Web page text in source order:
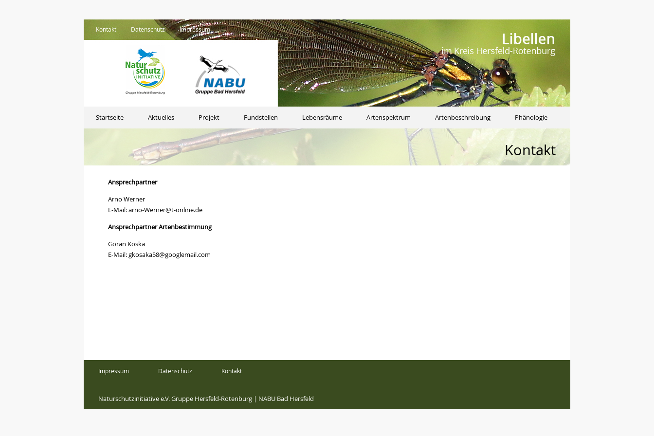
Kontakt Datenschutz Impressum
Startseite Aktuelles Projekt Fundstellen Lebensräume Artenspektrum Artenbeschreibung Phänologie
Kontakt
Ansprechpartner
Arno Werner
E-Mail: arno-Werner@t-online.de
Ansprechpartner Artenbestimmung
Goran Koska
E-Mail: gkosaka58@googlemail.com
Impressum Datenschutz Kontakt
Naturschutzinitiative e.V. Gruppe Hersfeld-Rotenburg | NABU Bad Hersfeld